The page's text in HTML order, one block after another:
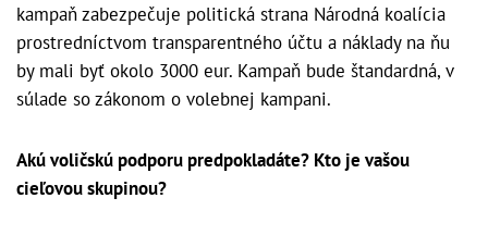
kampaň zabezpečuje politická strana Národná koalícia
prostredníctvom transparentného účtu a náklady na ňu
by mali byť okolo 3000 eur. Kampaň bude štandardná, v
súlade so zákonom o volebnej kampani.
Akú voličskú podporu predpokladáte? Kto je vašou
cieľovou skupinou?